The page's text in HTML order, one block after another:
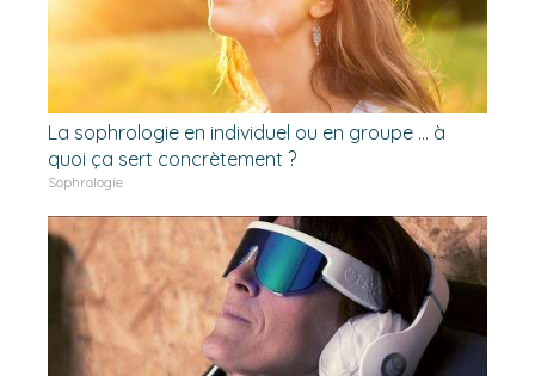
La sophrologie en individuel ou en groupe ... à
quoi ça sert concrètement ?
Sophrologie